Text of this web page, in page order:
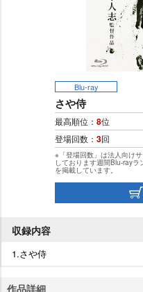
Blu-ray
さや侍
最高順位： 8位
登場回数： 3回
※「登場回数」は法人向けサ
しております週間Blu-ray
を掲載しています。
収録内容
1.さや侍
作品詳細